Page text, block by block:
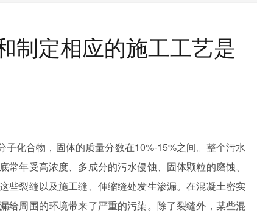
制定相应的施工工艺是
子化合物，固体的质量分数在10%-15%之间。整个污水
年受高浓度、多成分的污水侵蚀、固体颗粒的磨蚀、
些裂缝以及施工缝、伸缩缝处发生渗漏。在混凝土密实
给周围的环境带来了严重的污染。除了裂缝外，某些混